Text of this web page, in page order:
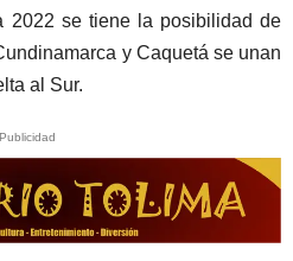
2022 se tiene la posibilidad de
y Caquetá se unan
al Sur.
Publicidad